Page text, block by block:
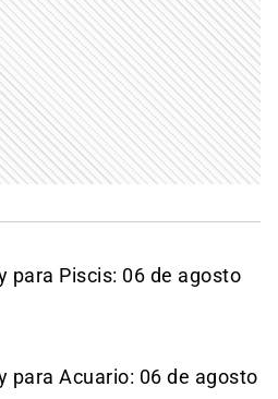
para Piscis: 06 de agosto
para Acuario: 06 de agosto